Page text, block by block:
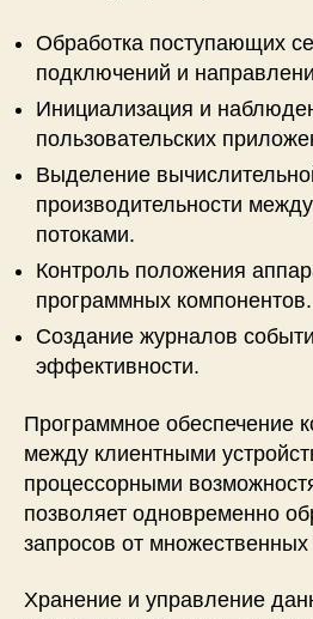
Обработка поступающих
подключений и
Инициализация и
пользовательских
Выделение
производительности
потоками.
Контроль положения
программных компонентов.
Создание журналов
эффективности.
Программное обеспечение
между клиентными
процессорными
позволяет одновременно
запросов от
Хранение и управление